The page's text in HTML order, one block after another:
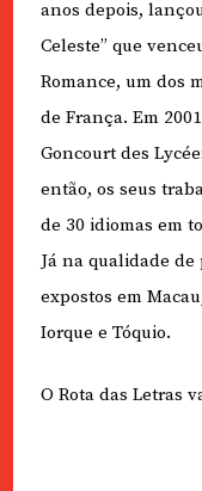
anos depois,
Celeste” que
Romance, um dos
de França. Em
Goncourt des
então, os seus
de 30 idiomas em
Já na qualidade
expostos em
Iorque e Tóquio.
O Rota das Letras